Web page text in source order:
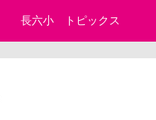
長六小 トピックス